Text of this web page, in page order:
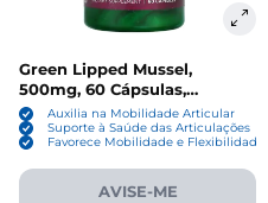
Green Lipped Mussel,
500mg, 60 Cápsulas,
Swanson
Auxilia na Mobilidade Articular
Suporte à Saúde das Articulações
Favorece Mobilidade e Flexibilidade
AVISE-ME